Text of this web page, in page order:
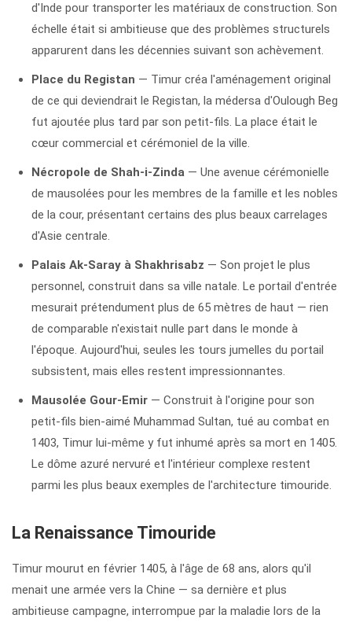
d'Inde pour transporter les matériaux de construction. Son
échelle était si ambitieuse que des problèmes structurels
apparurent dans les décennies suivant son achèvement.
Place du Registan — Timur créa l'aménagement original
de ce qui deviendrait le Registan, la médersa d'Oulough Beg
fut ajoutée plus tard par son petit-fils. La place était le
cœur commercial et cérémoniel de la ville.
Nécropole de Shah-i-Zinda — Une avenue cérémonielle
de mausolées pour les membres de la famille et les nobles
de la cour, présentant certains des plus beaux carrelages
d'Asie centrale.
Palais Ak-Saray à Shakhrisabz — Son projet le plus
personnel, construit dans sa ville natale. Le portail d'entrée
mesurait prétendument plus de 65 mètres de haut — rien
de comparable n'existait nulle part dans le monde à
l'époque. Aujourd'hui, seules les tours jumelles du portail
subsistent, mais elles restent impressionnantes.
Mausolée Gour-Emir — Construit à l'origine pour son
petit-fils bien-aimé Muhammad Sultan, tué au combat en
1403, Timur lui-même y fut inhumé après sa mort en 1405.
Le dôme azuré nervuré et l'intérieur complexe restent
parmi les plus beaux exemples de l'architecture timouride.
La Renaissance Timouride
Timur mourut en février 1405, à l'âge de 68 ans, alors qu'il
menait une armée vers la Chine — sa dernière et plus
ambitieuse campagne, interrompue par la maladie lors de la